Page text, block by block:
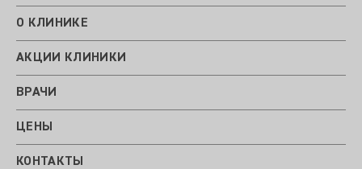
О КЛИНИКЕ
АКЦИИ КЛИНИКИ
ВРАЧИ
ЦЕНЫ
КОНТАКТЫ